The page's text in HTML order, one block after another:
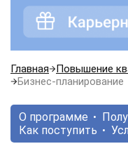
Главная Повышение
Бизнес-планирование
О программе
Как поступить